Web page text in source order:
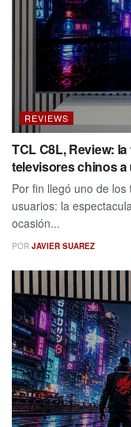
REVIEWS
TCL C8L, Review:
televisores chinos
Por fin llegó uno de
usuarios: la
ocasión...
POR JAVIER SUAREZ